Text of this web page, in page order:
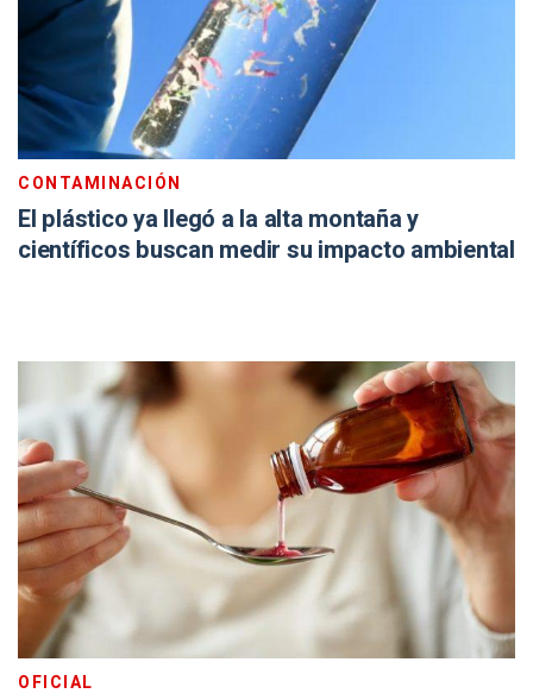
CONTAMINACIÓN
El plástico ya llegó a la alta montaña y
científicos buscan medir su impacto ambiental
OFICIAL